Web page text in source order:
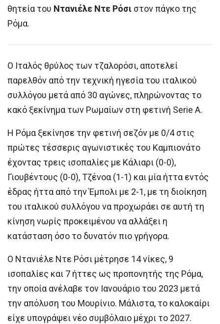
θητεία του Ντανιέλε Ντε Ρόσι στον πάγκο της
Ρόμα.
Ο Ιταλός θρύλος των τζαλορόσι, αποτελεί
παρελθόν από την τεχνική ηγεσία του ιταλικού
συλλόγου μετά από 30 αγώνες, πληρώνοντας το
κακό ξεκίνημα των Ρωμαίων στη φετινή Serie A.
H Ρόμα ξεκίνησε την φετινή σεζόν με 0/4 στις
πρώτες τέσσερις αγωνιστικές του Καμπιονάτο
έχοντας τρεις ισοπαλίες με Κάλιαρι (0-0),
Γιουβέντους (0-0), Τζένοα (1-1) και μία ήττα εντός
έδρας ήττα από την Έμπολι με 2-1, με τη διοίκηση
του ιταλικού συλλόγου να προχωράει σε αυτή τη
κίνηση νωρίς προκειμένου να αλλάξει η
κατάσταση όσο το δυνατόν πιο γρήγορα.
Ο Ντανιέλε Ντε Ρόσι μέτρησε 14 νίκες, 9
ισοπαλίες και 7 ήττες ως προπονητής της Ρόμα,
την οποία ανέλαβε τον Ιανουάριο του 2023 μετά
την απόλυση του Μουρίνιο. Μάλιστα, το καλοκαίρι
είχε υπογράψει νέο συμβόλαιο μέχρι το 2027.